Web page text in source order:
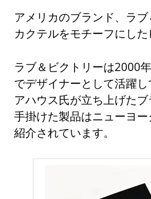
アメリカのブランド、ラ
カクテルをモチーフにした
ラブ＆ビクトリーは2000
でデザイナーとして活躍
アハウス氏が立ち上げた
手掛けた製品はニューヨ
紹介されています。